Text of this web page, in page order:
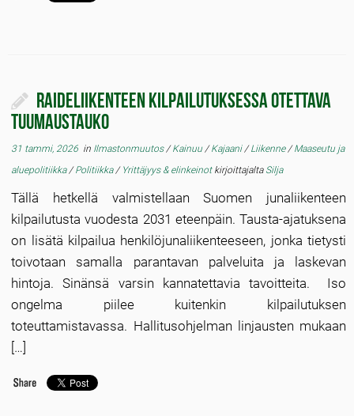
Raideliikenteen kilpailutuksessa otettava
tuumaustauko
31 tammi, 2026 in Ilmastonmuutos/Kainuu/Kajaani/Liikenne/Maaseutu ja
aluepolitiikka/Politiikka/ Yrittäjyys & elinkeinot kirjoittajalta Silja
Tällä hetkellä valmistellaan Suomen junaliikenteen
kilpailutusta vuodesta 2031 eteenpäin. Tausta-ajatuksena
on lisätä kilpailua henkilöjunaliikenteeseen, jonka tietysti
toivotaan samalla parantavan palveluita ja laskevan
hintoja. Sinänsä varsin kannatettavia tavoitteita. Iso
ongelma piilee kuitenkin kilpailutuksen
toteuttamistavassa. Hallitusohjelman linjausten mukaan
[…]